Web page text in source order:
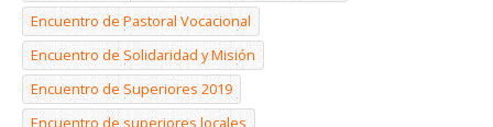
Encuentro de Pastoral Vocacional
Encuentro de Solidaridad y Misión
Encuentro de Superiores 2019
Encuentro de superiores locales